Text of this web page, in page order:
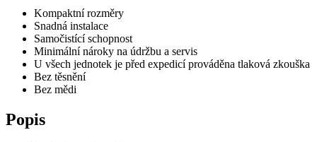
Kompaktní rozměry
Snadná instalace
Samočistící schopnost
Minimální nároky na údržbu a servis
U všech jednotek je před expedicí prováděna tlaková zkouška
Bez těsnění
Bez mědi
Popis